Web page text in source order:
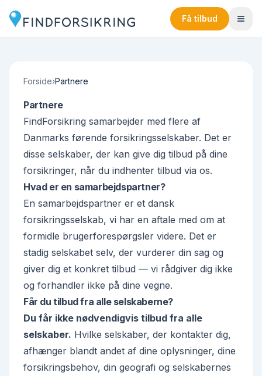
Få tilbud
Forside›Partnere
Partnere
FindForsikring samarbejder med flere af
Danmarks førende forsikringsselskaber. Det er
disse selskaber, der kan give dig tilbud på dine
forsikringer, når du indhenter tilbud via os.
Hvad er en samarbejdspartner?
En samarbejdspartner er et dansk
forsikringsselskab, vi har en aftale med om at
formidle brugerforespørgsler videre. Det er
stadig selskabet selv, der vurderer din sag og
giver dig et konkret tilbud — vi rådgiver dig ikke
og forhandler ikke på dine vegne.
Får du tilbud fra alle selskaberne?
Du får ikke nødvendigvis tilbud fra alle
selskaber. Hvilke selskaber, der kontakter dig,
afhænger blandt andet af dine oplysninger, dine
forsikringsbehov, din geografi og selskabernes